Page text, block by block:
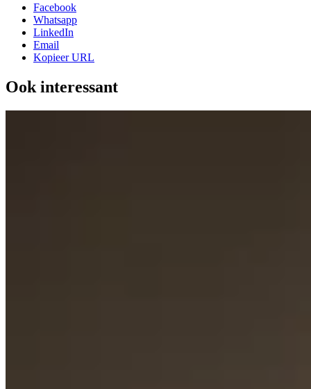
Facebook
Whatsapp
LinkedIn
Email
Kopieer URL
Ook interessant